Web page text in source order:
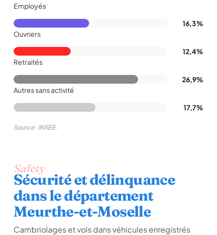
Employés
16,3%
Ouvriers
12,4%
Retraités
26,9%
Autres sans activité
17,7%
Source : INSEE.
Safety
Sécurité et délinquance
dans le département
Meurthe-et-Moselle
Cambriolages et vols dans véhicules enregistrés